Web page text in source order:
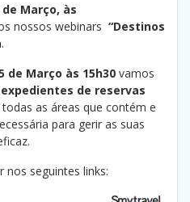
Março, às
nossos webinars “Destinos
.
de Março às 15h30 vamos
de reservas
as áreas que contém e
para gerir as suas
nos seguintes links: